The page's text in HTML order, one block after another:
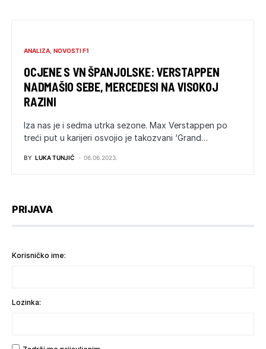
ANALIZA NOVOSTI F1
OCJENE S VN ŠPANJOLSKE: VERSTAPPEN
NADMAŠIO SEBE, MERCEDESI NA VISOKOJ
RAZINI
Iza nas je i sedma utrka sezone. Max Verstappen po
treći put u karijeri osvojio je takozvani ‘Grand…
BY LUKA TUNJIĆ 06.06.2023.
PRIJAVA
Korisničko ime:
Lozinka: